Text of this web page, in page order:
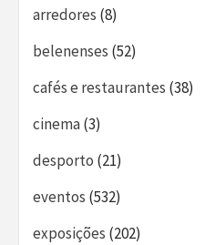
arredores (8)
belenenses (52)
cafés e restaurantes (38)
cinema(3)
desporto (21)
eventos (532)
exposições (202)